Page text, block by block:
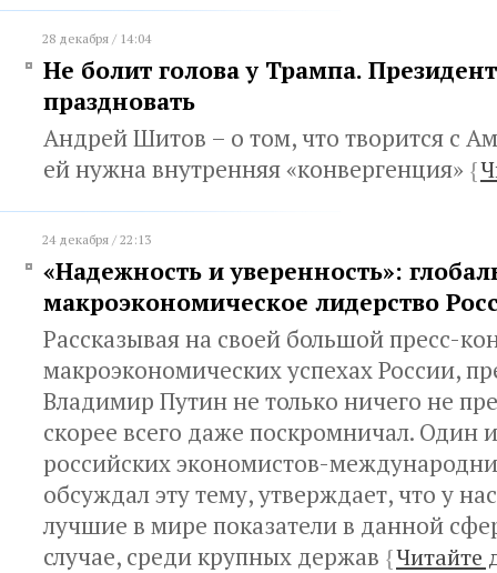
28 декабря / 14:04
Не болит голова у Трампа.
праздновать
Андрей Шитов – о том, что творится с
ей нужна внутренняя «конвергенция» {
24 декабря / 22:13
«Надежность и уверенность»:
макроэкономическое лидерство
Рассказывая на своей большой пресс-
макроэкономических успехах России,
Владимир Путин не только ничего не
скорее всего даже поскромничал. Один
российских экономистов-
обсуждал эту тему, утверждает, что у
лучшие в мире показатели в данной
случае, среди крупных держав {Читайте